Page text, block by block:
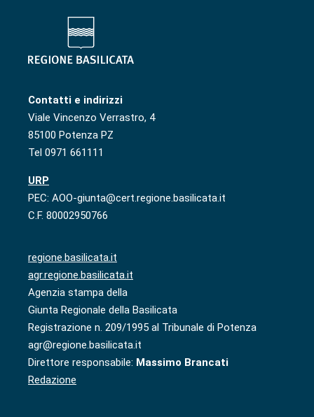
Contatti e indirizzi
Viale Vincenzo Verrastro, 4
85100 Potenza PZ
Tel 0971 661111
URP
PEC: AOO-giunta@cert.regione.basilicata.it
C.F. 80002950766
regione.basilicata.it
agr.regione.basilicata.it
Agenzia stampa della
Giunta Regionale della Basilicata
Registrazione n. 209/1995 al Tribunale di Potenza
agr@regione.basilicata.it
Direttore responsabile: Massimo Brancati
Redazione